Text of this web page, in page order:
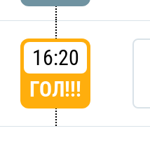
16:20
ГОЛ!!!